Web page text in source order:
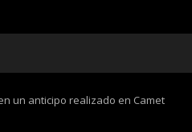
un anticipo realizado en Camet